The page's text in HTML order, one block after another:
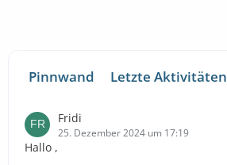
Pinnwand Letzte Aktivitäten
Fridi
25. Dezember 2024 um 17:19
Hallo ,